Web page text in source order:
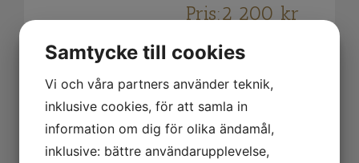
Pris:2 200 kr
SÅLD
Samtycke till cookies
Vi och våra partners använder teknik,
inklusive cookies, för att samla in
information om dig för olika ändamål,
inklusive: bättre användarupplevelse,